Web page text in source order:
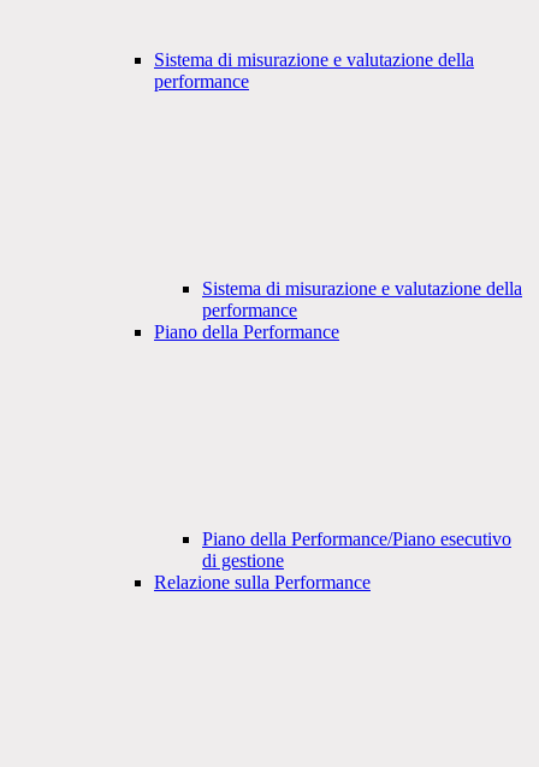
Sistema di misurazione e valutazione della
performance
Sistema di misurazione e valutazione della
performance
Piano della Performance
Piano della Performance/Piano esecutivo
di gestione
Relazione sulla Performance